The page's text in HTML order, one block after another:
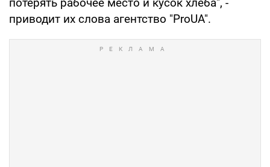
приводит их слова агентство "ProUA".